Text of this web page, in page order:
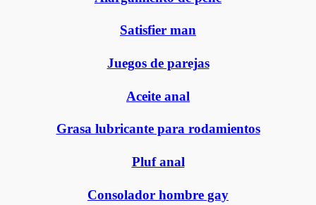
Satisfier man
Juegos de parejas
Aceite anal
Grasa lubricante para rodamientos
Pluf anal
Consolador hombre gay